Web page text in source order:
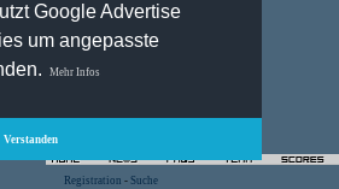
Google Advertise
um angepasste
Mehr Infos
Verstanden
Registration - Suche